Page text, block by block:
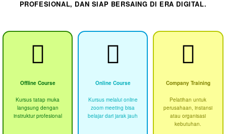
PROFESIONAL, DAN SIAP BERSAING DI ERA DIGITAL.
Offline Course
Kursus tatap muka
langsung dengan
instruktur profesional
Online Course
Kursus melalui online
zoom meeting bisa
belajar dari jarak jauh
Company Training
Pelatihan untuk
perusahaan, instansi
atau organisasi
kebutuhan.